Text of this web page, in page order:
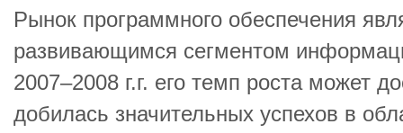
Рынок программного обеспечения
развивающимся сегментом
2007–2008 г.г. его темп роста может
добилась значительных успехов в